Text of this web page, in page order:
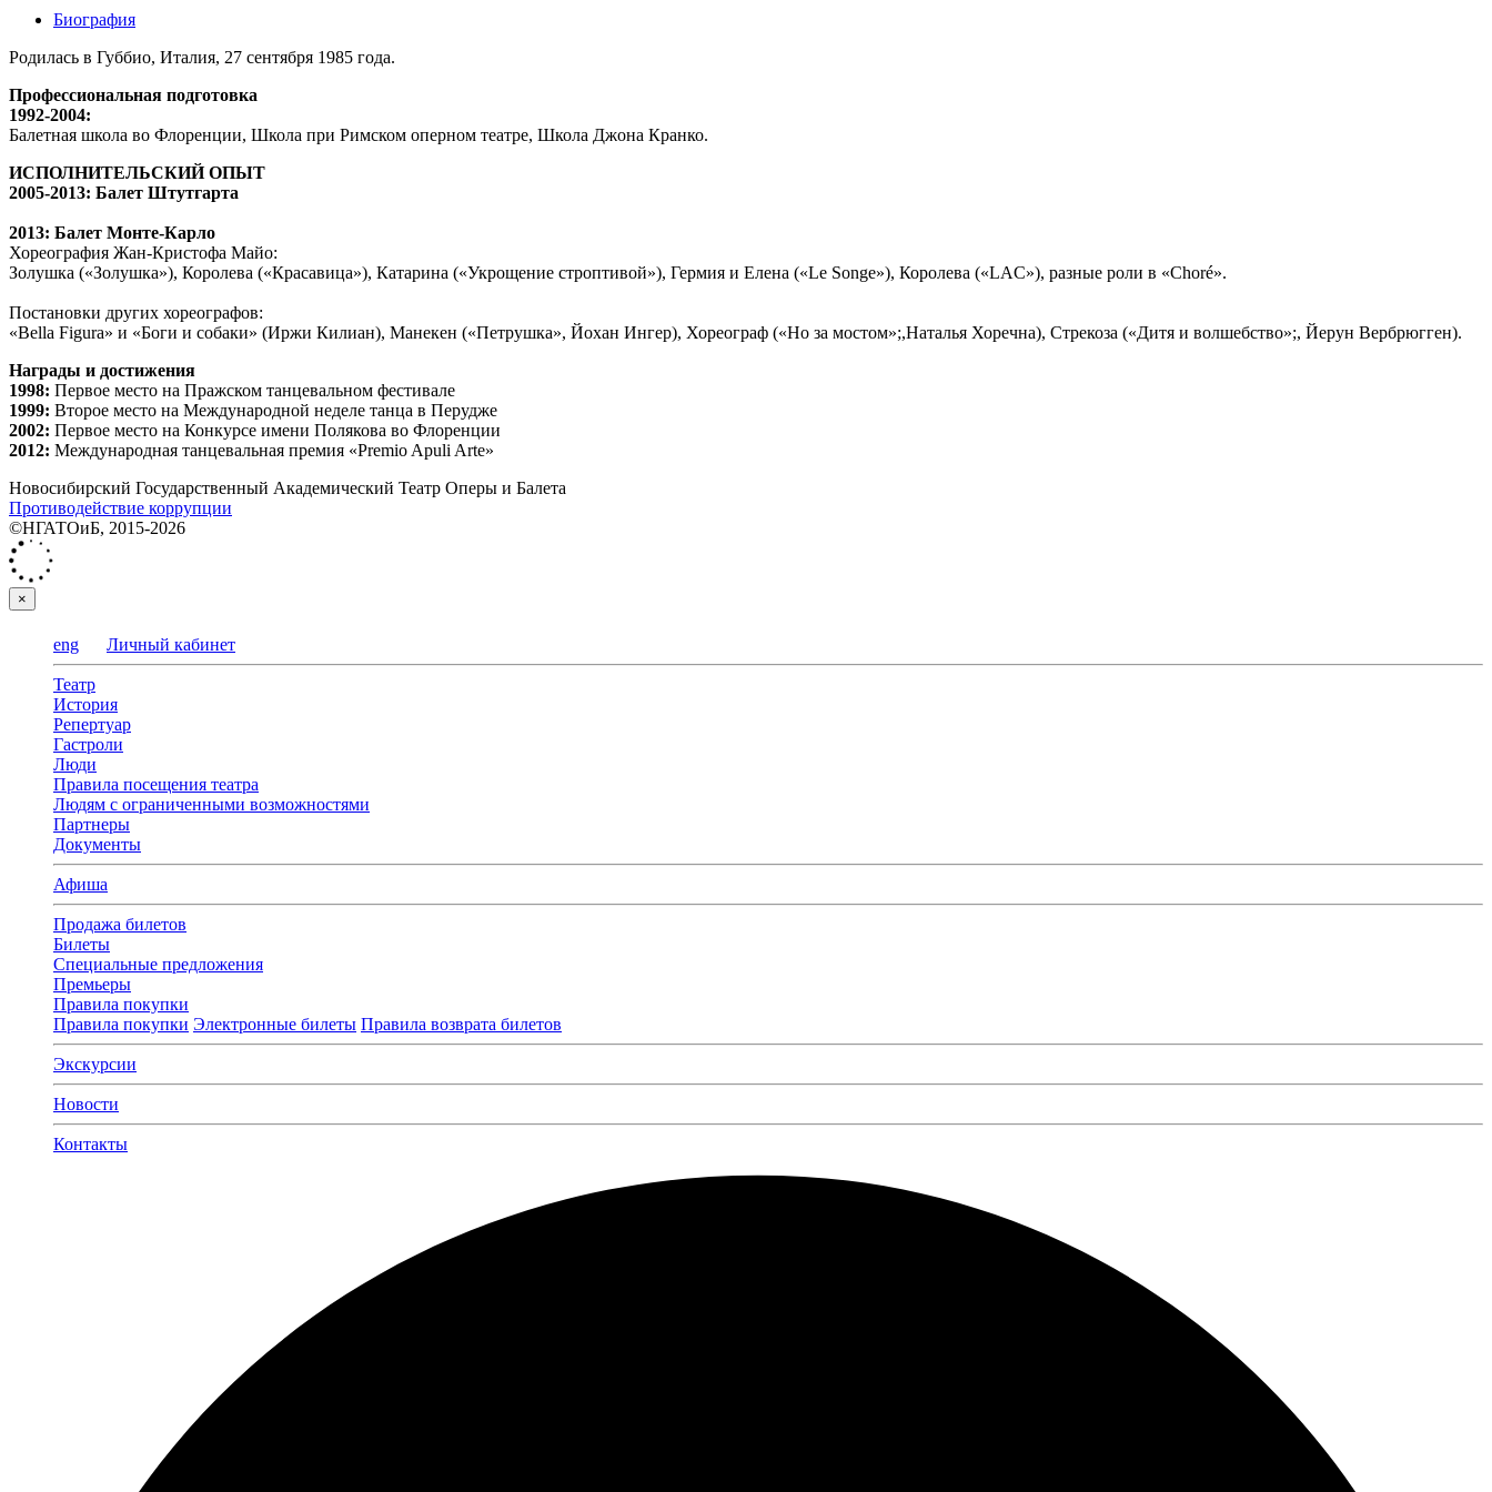
Биография
Родилась в Губбио, Италия, 27 сентября 1985 года.
Профессиональная подготовка
1992-2004:
Балетная школа во Флоренции, Школа при Римском оперном театре, Школа Джона Кранко.
ИСПОЛНИТЕЛЬСКИЙ ОПЫТ
2005-2013: Балет Штутгарта
2013: Балет Монте-Карло
Хореография Жан-Кристофа Майо:
Золушка («Золушка»), Королева («Красавица»), Катарина («Укрощение строптивой»), Гермия и Елена («Le Songe»), Королева («LAC»), разные роли в «Choré».
Постановки других хореографов:
«Bella Figura» и «Боги и собаки» (Иржи Килиан), Манекен («Петрушка», Йохан Ингер), Хореограф («Но за мостом»;,Наталья Хоречна), Стрекоза («Дитя и волшебство»;, Йерун Вербрюгген).
Награды и достижения
1998: Первое место на Пражском танцевальном фестивале
1999: Второе место на Международной неделе танца в Перудже
2002: Первое место на Конкурсе имени Полякова во Флоренции
2012: Международная танцевальная премия «Premio Apuli Arte»
Новосибирский Государственный Академический Театр Оперы и Балета
Противодействие коррупции
©НГАТОиБ, 2015-2026
×
eng Личный кабинет
Театр
История
Репертуар
Гастроли
Люди
Правила посещения театра
Людям с ограниченными возможностями
Партнеры
Документы
Афиша
Продажа билетов
Билеты
Специальные предложения
Премьеры
Правила покупки
Правила покупки Электронные билеты Правила возврата билетов
Экскурсии
Новости
Контакты